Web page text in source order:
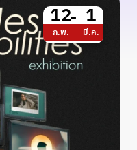
12
ก.พ.
- 1
มี.ค.